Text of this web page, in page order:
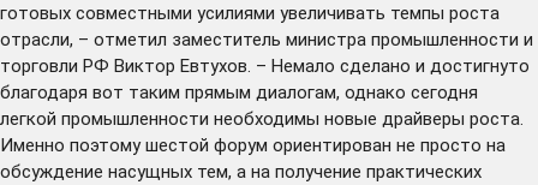
готовых совместными усилиями увеличивать темпы роста
отрасли, – отметил заместитель министра промышленности и
торговли РФ Виктор Евтухов. – Немало сделано и достигнуто
благодаря вот таким прямым диалогам, однако сегодня
легкой промышленности необходимы новые драйверы роста.
Именно поэтому шестой форум ориентирован не просто на
обсуждение насущных тем, а на получение практических